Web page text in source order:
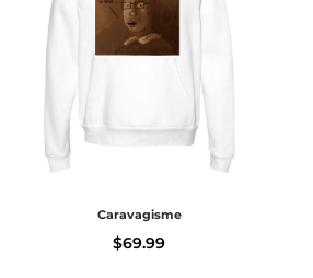
Caravagisme
$69.99